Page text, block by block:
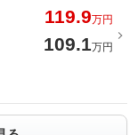
119.9万円
109.1万円